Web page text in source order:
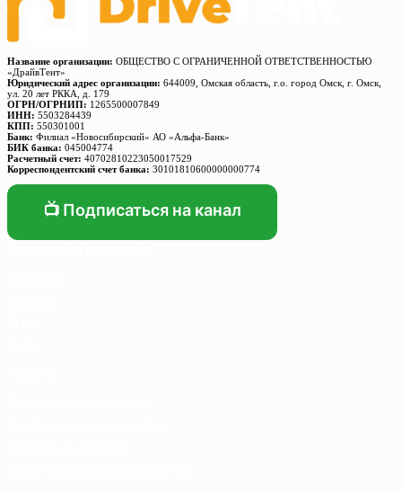
Название организации: ОБЩЕСТВО С ОГРАНИЧЕННОЙ ОТВЕТСТВЕННОСТЬЮ
«ДрайвТент»
Юридический адрес организации: 644009, Омская область, г.о. город Омск, г. Омск,
ул. 20 лет РККА, д. 179
ОГРН/ОГРНИП: 1265500007849
ИНН: 5503284439
КПП: 550301001
Банк: Филиал «Новосибирский» АО «Альфа-Банк»
БИК банка: 045004774
Расчетный счет: 40702810223050017529
Корреспондентский счет банка: 30101810600000000774
📺 Подписаться на канал